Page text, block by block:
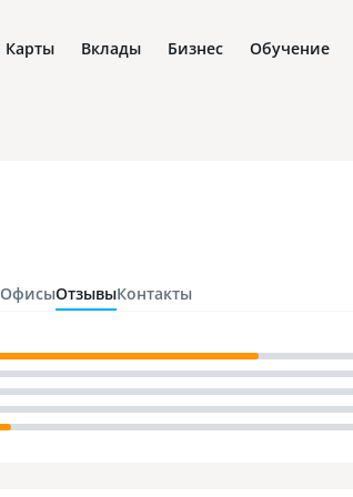
Карты Вклады Бизнес Обучение
ОфисыОтзывыКонтакты